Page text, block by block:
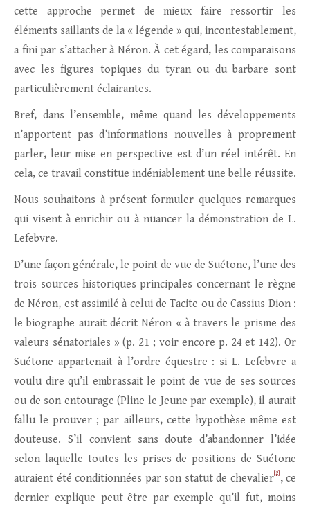
cette approche permet de mieux faire ressortir les
éléments saillants de la « légende » qui, incontestablement,
a fini par s’attacher à Néron. À cet égard, les comparaisons
avec les figures topiques du tyran ou du barbare sont
particulièrement éclairantes.
Bref, dans l’ensemble, même quand les développements
n’apportent pas d’informations nouvelles à proprement
parler, leur mise en perspective est d’un réel intérêt. En
cela, ce travail constitue indéniablement une belle réussite.
Nous souhaitons à présent formuler quelques remarques
qui visent à enrichir ou à nuancer la démonstration de L.
Lefebvre.
D’une façon générale, le point de vue de Suétone, l’une des
trois sources historiques principales concernant le règne
de Néron, est assimilé à celui de Tacite ou de Cassius Dion :
le biographe aurait décrit Néron « à travers le prisme des
valeurs sénatoriales » (p. 21 ; voir encore p. 24 et 142). Or
Suétone appartenait à l’ordre équestre : si L. Lefebvre a
voulu dire qu’il embrassait le point de vue de ses sources
ou de son entourage (Pline le Jeune par exemple), il aurait
fallu le prouver ; par ailleurs, cette hypothèse même est
douteuse. S’il convient sans doute d’abandonner l’idée
selon laquelle toutes les prises de positions de Suétone
auraient été conditionnées par son statut de chevalier[2], ce
dernier explique peut-être par exemple qu’il fut, moins